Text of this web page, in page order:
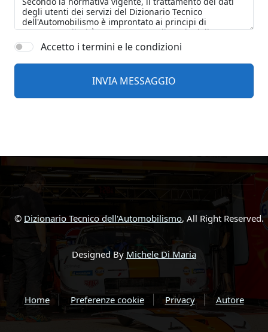
Accetto i termini e le condizioni
© Dizionario Tecnico dell'Automobilismo, All Right Reserved.
Designed By Michele Di Maria
Home Preferenze cookie Privacy Autore